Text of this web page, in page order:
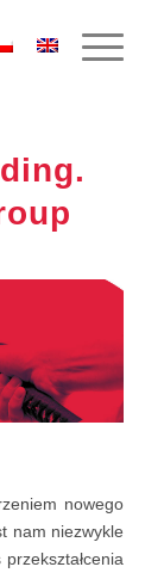
nowego
nam niezwykle